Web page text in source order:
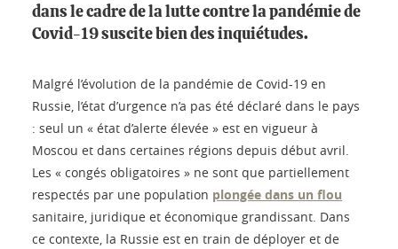
dans le cadre de la lutte contre la pandémie de
Covid-19 suscite bien des inquiétudes.
Malgré l’évolution de la pandémie de Covid-19 en
Russie, l’état d’urgence n’a pas été déclaré dans le pays
: seul un « état d’alerte élevée » est en vigueur à
Moscou et dans certaines régions depuis début avril.
Les « congés obligatoires » ne sont que partiellement
respectés par une population plongée dans un flou
sanitaire, juridique et économique grandissant. Dans
ce contexte, la Russie est en train de déployer et de